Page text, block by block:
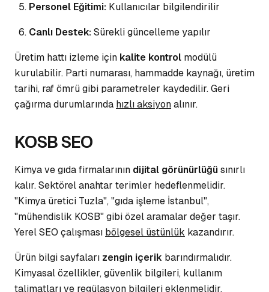
Personel Eğitimi: Kullanıcılar bilgilendirilir
Canlı Destek:Sürekli güncelleme yapılır
Üretim hattı izleme için kalite kontrol modülü
kurulabilir. Parti numarası, hammadde kaynağı, üretim
tarihi, raf ömrü gibi parametreler kaydedilir. Geri
çağırma durumlarında hızlı aksiyonalınır.
KOSB SEO
Kimya ve gıda firmalarının dijital görünürlüğüsınırlı
kalır. Sektörel anahtar terimler hedeflenmelidir.
"Kimya üretici Tuzla", "gıda işleme İstanbul",
"mühendislik KOSB" gibiözel aramalar değer taşır.
Yerel SEO çalışması bölgesel üstünlük kazandırır.
Ürün bilgi sayfaları zengin içerik barındırmalıdır.
Kimyasal özellikler, güvenlik bilgileri, kullanım
talimatları ve regülasyon bilgilerieklenmelidir.